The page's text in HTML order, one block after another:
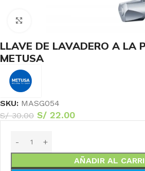
Haga Click para agrandar
LLAVE DE LAVADERO A LA
METUSA
SKU: MASG054
S/30.00 S/ 22.00
AÑADIR AL